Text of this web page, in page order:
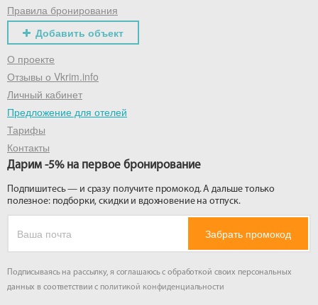
Правила бронирования
Добавить объект
О проекте
Отзывы о Vkrim.info
Личный кабинет
Предложение для отелей
Тарифы
Контакты
Дарим -5% на первое бронирование
Подпишитесь — и сразу получите промокод. А дальше только
полезное: подборки, скидки и вдохновение на отпуск.
Забрать промокод
Подписываясь на рассылку, я соглашаюсь с обработкой своих персональных
данных в соответствии с политикой конфиденциальности